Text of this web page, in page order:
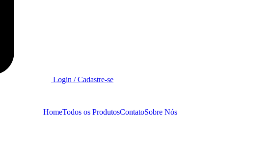
Login / Cadastre-se
HomeTodos os ProdutosContatoSobre Nós